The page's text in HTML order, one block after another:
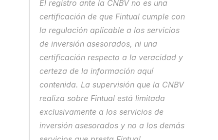
El registro ante la CNBV no es una
certificación de que Fintual cumple con
la regulación aplicable a los servicios
de inversión asesorados, ni una
certificación respecto a la veracidad y
certeza de la información aquí
contenida. La supervisión que la CNBV
realiza sobre Fintual está limitada
exclusivamente a los servicios de
inversión asesorados y no a los demás